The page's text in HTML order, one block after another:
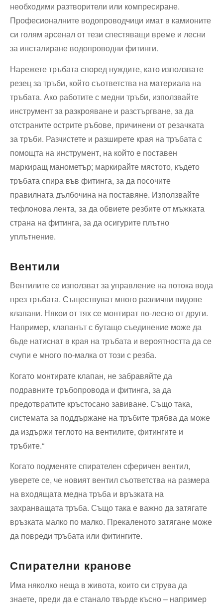
необходими разтворители или компресиране.
Професионалните водопроводчици имат в камионите
си голям арсенал от тези спестяващи време и лесни
за инсталиране водопроводни фитинги.
Нарежете тръбата според нуждите, като използвате
резец за тръби, който съответства на материала на
тръбата. Ако работите с медни тръби, използвайте
инструмент за разкрояване и разстъргване, за да
отстраните острите ръбове, причинени от резачката
за тръби. Разчистете и разширете края на тръбата с
помощта на инструмент, на който е поставен
маркиращ манометър; маркирайте мястото, където
тръбата спира във фитинга, за да посочите
правилната дълбочина на поставяне. Използвайте
тефлонова лента, за да обвиете резбите от мъжката
страна на фитинга, за да осигурите плътно
уплътнение.
Вентили
Вентилите се използват за управление на потока вода
през тръбата. Съществуват много различни видове
клапани. Някои от тях се монтират по-лесно от други.
Например, клапанът с бутащо съединение може да
бъде натиснат в края на тръбата и вероятността да се
счупи е много по-малка от този с резба.
Когато монтирате клапан, не забравяйте да
подравните тръбопровода и фитинга, за да
предотвратите кръстосано завиване. Също така,
системата за поддържане на тръбите трябва да може
да издържи теглото на вентилите, фитингите и
тръбите.“
Когато подменяте спирателен сферичен вентил,
уверете се, че новият вентил съответства на размера
на входящата медна тръба и връзката на
захранващата тръба. Също така е важно да затягате
връзката малко по малко. Прекаленото затягане може
да повреди тръбата или фитингите.
Спирателни кранове
Има няколко неща в живота, които си струва да
знаете, преди да е станало твърде късно – например